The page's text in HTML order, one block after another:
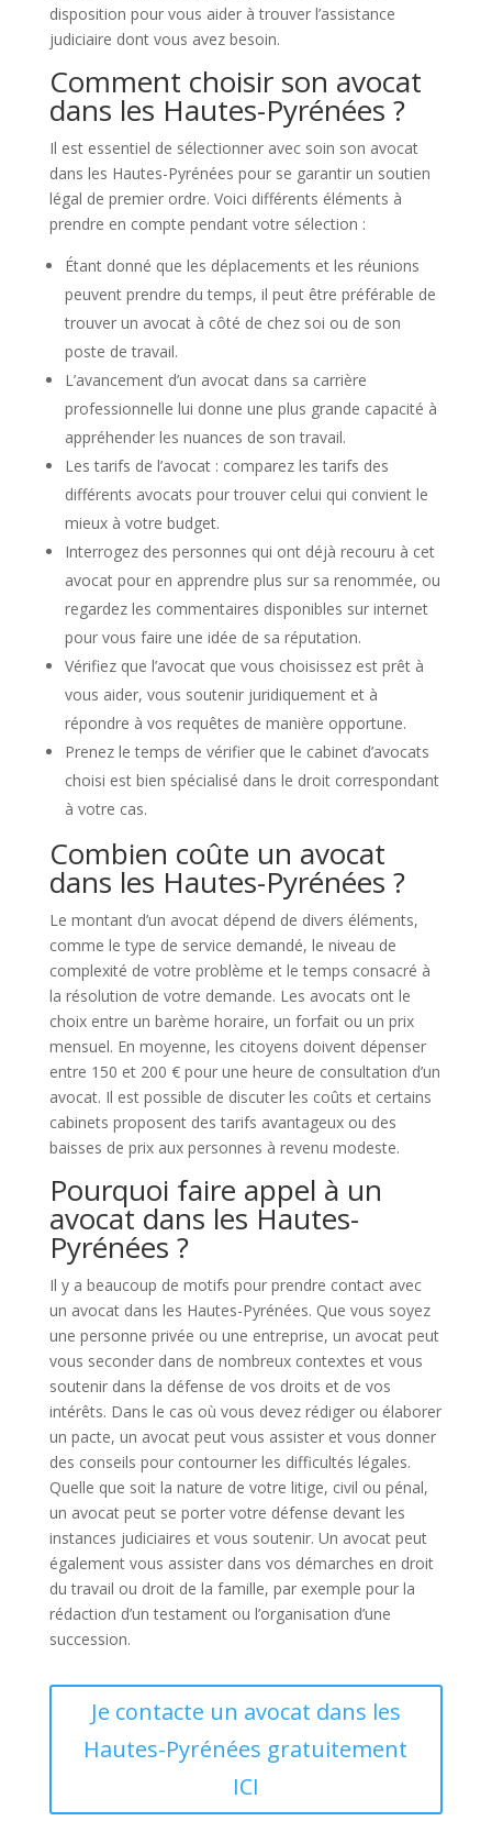
disposition pour vous aider à trouver l’assistance
judiciaire dont vous avez besoin.
Comment choisir son avocat
dans les Hautes-Pyrénées ?
Il est essentiel de sélectionner avec soin son avocat
dans les Hautes-Pyrénées pour se garantir un soutien
légal de premier ordre. Voici différents éléments à
prendre en compte pendant votre sélection :
Étant donné que les déplacements et les réunions
peuvent prendre du temps, il peut être préférable de
trouver un avocat à côté de chez soi ou de son
poste de travail.
L’avancement d’un avocat dans sa carrière
professionnelle lui donne une plus grande capacité à
appréhender les nuances de son travail.
Les tarifs de l’avocat : comparez les tarifs des
différents avocats pour trouver celui qui convient le
mieux à votre budget.
Interrogez des personnes qui ont déjà recouru à cet
avocat pour en apprendre plus sur sa renommée, ou
regardez les commentaires disponibles sur internet
pour vous faire une idée de sa réputation.
Vérifiez que l’avocat que vous choisissez est prêt à
vous aider, vous soutenir juridiquement et à
répondre à vos requêtes de manière opportune.
Prenez le temps de vérifier que le cabinet d’avocats
choisi est bien spécialisé dans le droit correspondant
à votre cas.
Combien coûte un avocat
dans les Hautes-Pyrénées ?
Le montant d’un avocat dépend de divers éléments,
comme le type de service demandé, le niveau de
complexité de votre problème et le temps consacré à
la résolution de votre demande. Les avocats ont le
choix entre un barème horaire, un forfait ou un prix
mensuel. En moyenne, les citoyens doivent dépenser
entre 150 et 200 € pour une heure de consultation d’un
avocat. Il est possible de discuter les coûts et certains
cabinets proposent des tarifs avantageux ou des
baisses de prix aux personnes à revenu modeste.
Pourquoi faire appel à un
avocat dans les Hautes-
Pyrénées ?
Il y a beaucoup de motifs pour prendre contact avec
un avocat dans les Hautes-Pyrénées. Que vous soyez
une personne privée ou une entreprise, un avocat peut
vous seconder dans de nombreux contextes et vous
soutenir dans la défense de vos droits et de vos
intérêts. Dans le cas où vous devez rédiger ou élaborer
un pacte, un avocat peut vous assister et vous donner
des conseils pour contourner les difficultés légales.
Quelle que soit la nature de votre litige, civil ou pénal,
un avocat peut se porter votre défense devant les
instances judiciaires et vous soutenir. Un avocat peut
également vous assister dans vos démarches en droit
du travail ou droit de la famille, par exemple pour la
rédaction d’un testament ou l’organisation d’une
succession.
Je contacte un avocat dans les
Hautes-Pyrénées gratuitement
ICI